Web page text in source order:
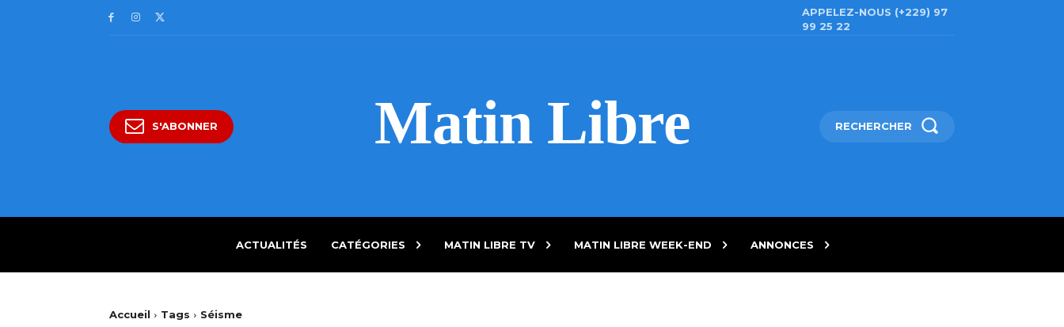
APPELEZ-NOUS (+229) 97
99 25 22
S'ABONNER Matin Libre RECHERCHER
ACTUALITÉS CATÉGORIES MATIN LIBRE TV MATIN LIBRE WEEK-END ANNONCES
Accueil Tags Séisme